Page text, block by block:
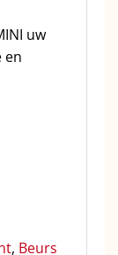
uw
en
, Beurs